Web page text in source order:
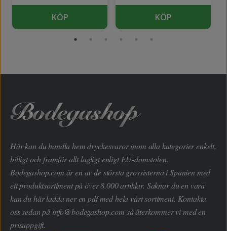
KÖP KÖP
Här kan du handla hem dryckesvaror inom alla kategorier enkelt,
billigt och framför allt lagligt enligt EU-domstolen.
Bodegashop.com är en av de största grossisterna i Spanien med
ett produktsortiment på över 8.000 artiklar. Saknar du en vara
kan du här ladda ner en pdf med hela vårt sortiment. Kontakta
oss sedan på info@bodegashop.com så återkommer vi med en
prisuppgift.